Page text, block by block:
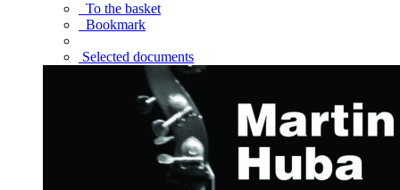
To the basket
Bookmark
Selected documents